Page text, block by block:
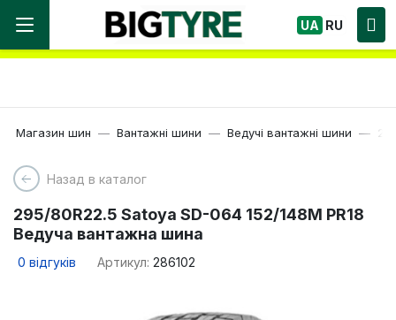
Ми працюємо! Великий вибір Шин, швидка
доставка по Україні!
UA RU
Магазин шин Вантажні шини Ведучі вантажні шини
Назад в каталог
295/80R22.5 Satoya SD-064 152/148M PR18
Ведуча вантажна шина
0 відгуків Артикул: 286102